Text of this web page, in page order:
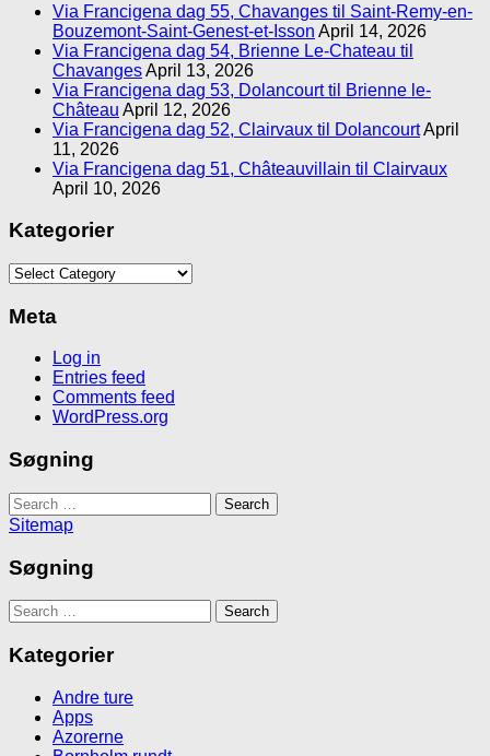
Via Francigena dag 55, Chavanges til Saint-Remy-en-
Bouzemont-Saint-Genest-et-Isson April 14, 2026
Via Francigena dag 54, Brienne Le-Chateau til
ChavangesApril 13, 2026
Via Francigena dag 53, Dolancourt til Brienne le-
Château April 12, 2026
Via Francigena dag 52, Clairvaux til DolancourtApril
11, 2026
Via Francigena dag 51, Châteauvillain til Clairvaux
April 10, 2026
Kategorier
Kategorier
Meta
Log in
Entries feed
Comments feed
WordPress.org
Søgning
Search
for:
Sitemap
Søgning
Search
for:
Kategorier
Andre ture
Apps
Azorerne